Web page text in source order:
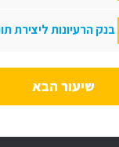
בנק הרעיונות ליצירת תוכן - 53
שיעור הבא